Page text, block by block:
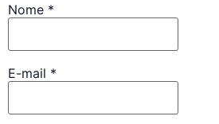
Nome *
E-mail *